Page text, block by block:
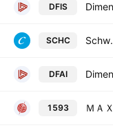
DFIS
SCHC Schwab
DFAI
1593